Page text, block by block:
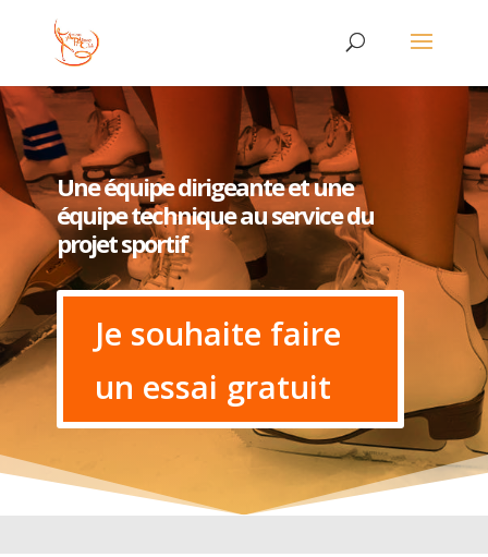
Une équipe dirigeante et une
équipe technique au service du
projet sportif
Je souhaite faire
un essai gratuit